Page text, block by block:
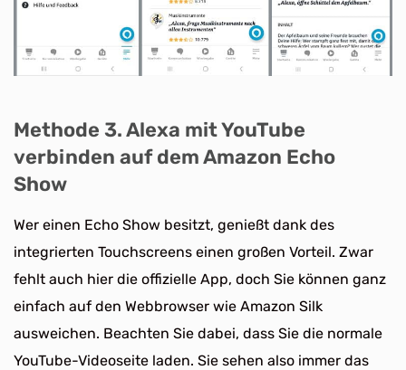
Methode 3. Alexa mit YouTube
verbinden auf dem Amazon Echo
Show
Wer einen Echo Show besitzt, genießt dank des
integrierten Touchscreens einen großen Vorteil. Zwar
fehlt auch hier die offizielle App, doch Sie können ganz
einfach auf den Webbrowser wie Amazon Silk
ausweichen. Beachten Sie dabei, dass Sie die normale
YouTube-Videoseite laden. Sie sehen also immer das